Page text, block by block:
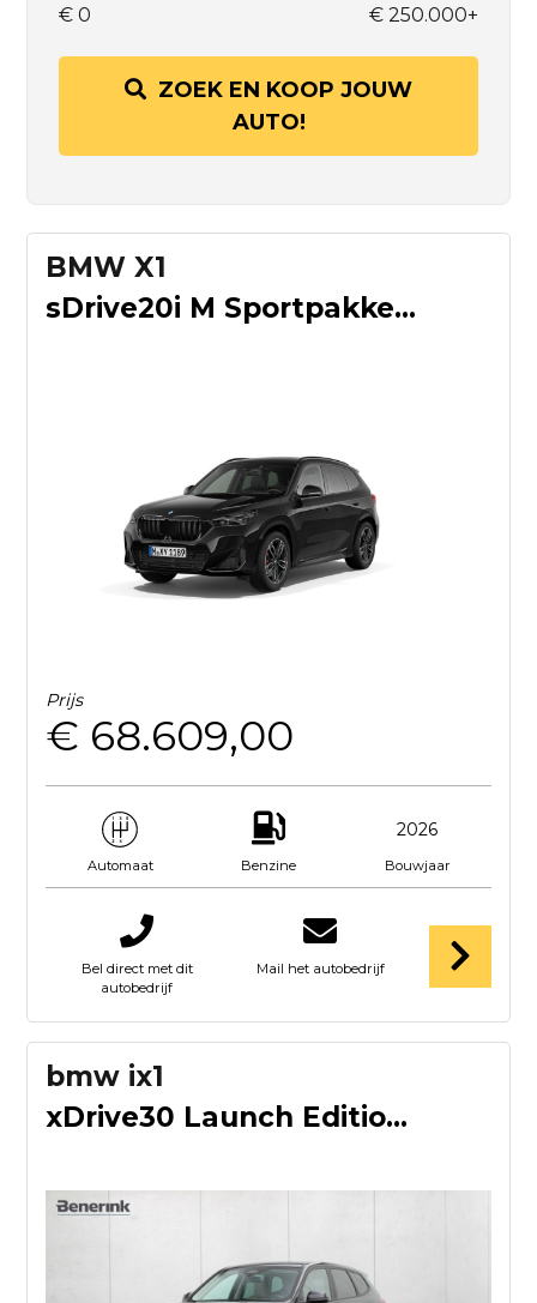
€ 0 € 250.000+
ZOEK EN KOOP JOUW
AUTO!
BMW X1
sDrive20i M Sportpakket Pro | Innovation Pack | Travel Pack
Prijs
€ 68.609,00
Automaat Benzine
2026
Bouwjaar
Bel direct met dit
autobedrijf
Mail het autobedrijf
bmw ix1
xDrive30 Launch Edition | Leder | Achteruitrijcamera | Wides